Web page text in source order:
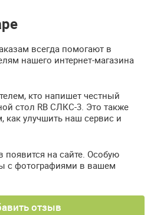
всегда помогают в
нашего интернет-магазина
кто напишет честный
стол RB СЛКС-3. Это также
улучшить наш сервис и
на сайте. Особую
с фотографиями в вашем
отзыв